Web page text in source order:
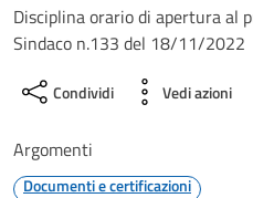
Disciplina orario di apertura al
Sindaco n.133 del 18/11/2022
Condividi Vedi azioni
Argomenti
Documenti e certificazioni